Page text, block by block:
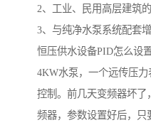
2、工业、民用高层建筑
3、与纯净水泵系统配套
恒压供水设备PID怎么设
4KW水泵，一个远传压
控制。前几天变频器坏
频器，参数设置好后，